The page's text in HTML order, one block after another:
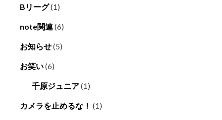
Bリーグ(1)
note関連(6)
お知らせ(5)
お笑い(6)
千原ジュニア(1)
カメラを止めるな！ (1)